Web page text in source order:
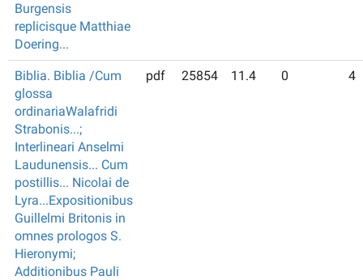
Burgensis
replicisque Matthiae
Doering...
Biblia. Biblia /Cum
glossa
ordinariaWalafridi
Strabonis...;
Interlineari Anselmi
Laudunensis... Cum
postillis... Nicolai de
Lyra...Expositionibus
Guillelmi Britonis in
omnes prologos S.
Hieronymi;
Additionibus Pauli
pdf 25854 11.4 0 4